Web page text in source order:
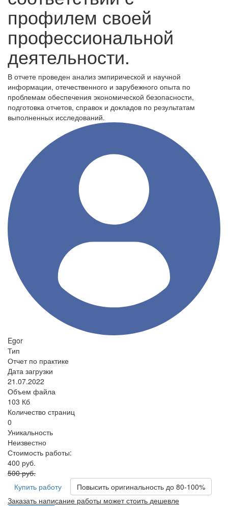
профилем своей
профессиональной
деятельности.
В отчете проведен анализ эмпирической и научной
информации, отечественного и зарубежного опыта по
проблемам обеспечения экономической безопасности,
подготовка отчетов, справок и докладов по результатам
выполненных исследований.
Egor
Тип
Отчет по практике
Дата загрузки
21.07.2022
Объем файла
103 Кб
Количество страниц
0
Уникальность
Неизвестно
Стоимость работы:
400 руб.
500 руб.
Купить работу
Повысить оригинальность до 80-100%
Заказать написание работы может стоить дешевле